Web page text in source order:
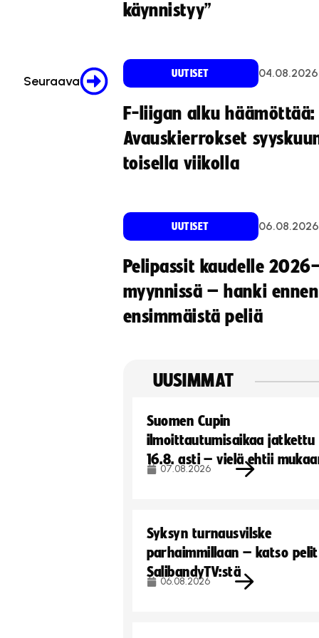
Seuraava
käynnistyy”
UUTISET 04.08.2026
F-liigan alku häämöttää:
Avauskierrokset
toisella viikolla
UUTISET 06.08.2026
Pelipassit kaudelle
myynnissä – hanki ennen
ensimmäistä peliä
UUSIMMAT
Suomen Cupin
ilmoittautumisaikaa jatkettu
16.8. asti – vielä ehtii
07.08.2026
Syksyn turnausvilske
parhaimmillaan – katso pelit
SalibandyTV:stä
06.08.2026